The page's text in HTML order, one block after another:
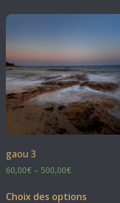
gaou 3
60,00€ – 500,00€
Choix des options